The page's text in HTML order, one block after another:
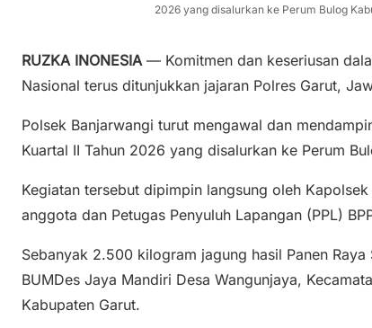
2026 yang disalurkan ke Perum Bulog
RUZKA INONESIA — Komitmen dan keseriusan
Nasional terus ditunjukkan jajaran Polres Garut,
Polsek Banjarwangi turut mengawal dan
Kuartal II Tahun 2026 yang disalurkan ke Perum
Kegiatan tersebut dipimpin langsung oleh
anggota dan Petugas Penyuluh Lapangan (PPL)
Sebanyak 2.500 kilogram jagung hasil Panen
BUMDes Jaya Mandiri Desa Wangunjaya,
Kabupaten Garut.